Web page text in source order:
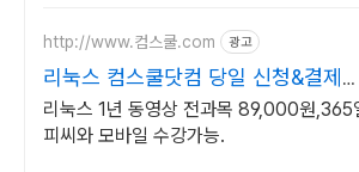
http://www.컴스쿨.com 광고
리눅스 컴스쿨닷컴 당일 신청&결제시
기프티콘!
리눅스 1년 동영상 전과목 89,000원,365
피씨와 모바일 수강가능.